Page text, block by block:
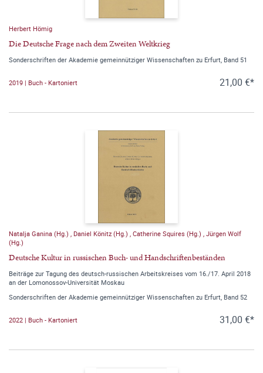
Herbert Hömig
Die Deutsche Frage nach dem Zweiten Weltkrieg
Sonderschriften der Akademie gemeinnütziger Wissenschaften zu Erfurt, Band 51
2019 | Buch - Kartoniert 21,00 €*
Natalja Ganina (Hg.) , Daniel Könitz (Hg.) , Catherine Squires (Hg.) , Jürgen Wolf
(Hg.)
Deutsche Kultur in russischen Buch- und Handschriftenbeständen
Beiträge zur Tagung des deutsch-russischen Arbeitskreises vom 16./17. April 2018
an der Lomonossov-Universität Moskau
Sonderschriften der Akademie gemeinnütziger Wissenschaften zu Erfurt, Band 52
2022 | Buch - Kartoniert 31,00 €*